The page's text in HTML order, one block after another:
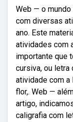
Web — o
com diversas
ano. Este
atividades com
importante que
cursiva, ou letra
atividade com a
flor,. Web —
artigo,
caligrafia com